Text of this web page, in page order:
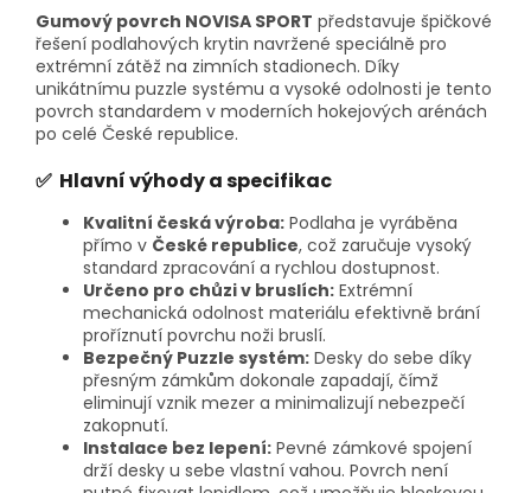
Gumový povrch NOVISA SPORT představuje špičkové
řešení podlahových krytin navržené speciálně pro
extrémní zátěž na zimních stadionech. Díky
unikátnímu puzzle systému a vysoké odolnosti je tento
povrch standardem v moderních hokejových arénách
po celé České republice.
✅ Hlavní výhody a specifikac
Kvalitní česká výroba: Podlaha je vyráběna
přímo v České republice, což zaručuje vysoký
standard zpracování a rychlou dostupnost.
Určeno pro chůzi v bruslích: Extrémní
mechanická odolnost materiálu efektivně brání
proříznutí povrchu noži bruslí.
Bezpečný Puzzle systém: Desky do sebe díky
přesným zámkům dokonale zapadají, čímž
eliminují vznik mezer a minimalizují nebezpečí
zakopnutí.
Instalace bez lepení: Pevné zámkové spojení
drží desky u sebe vlastní vahou. Povrch není